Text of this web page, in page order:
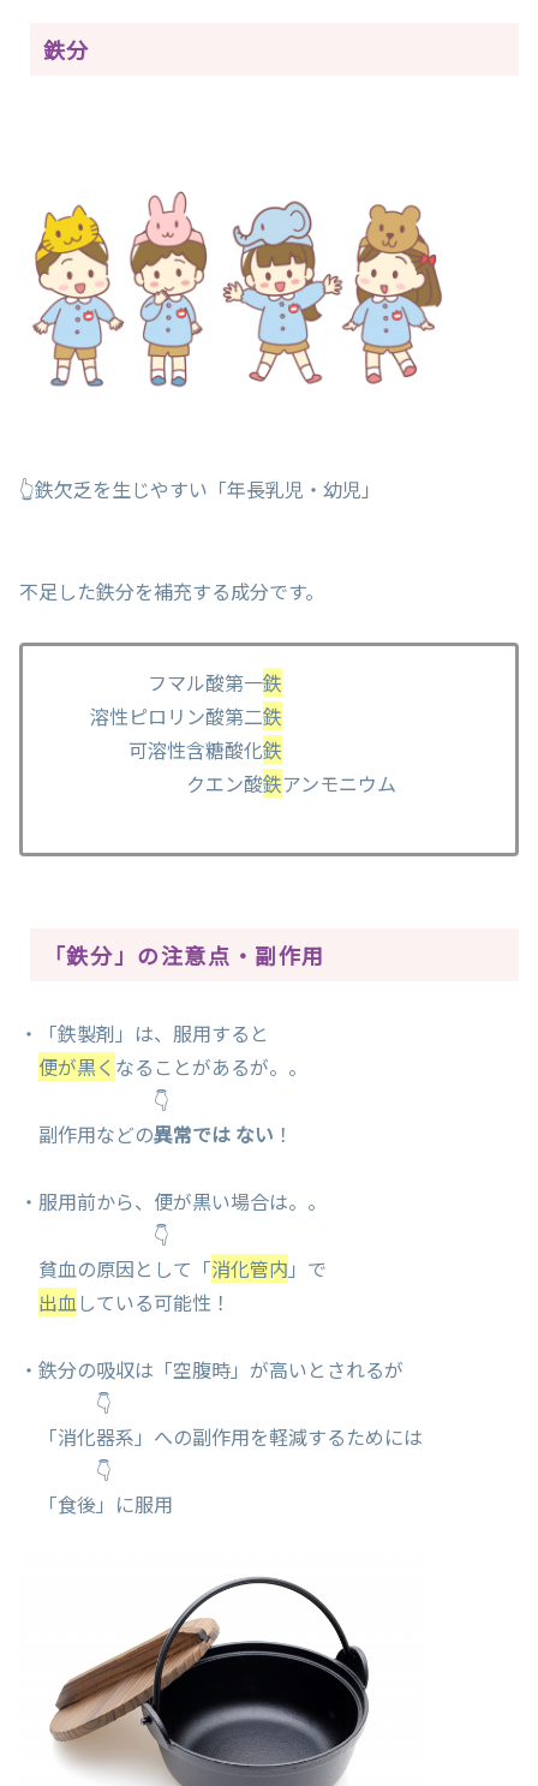
鉄分
👆鉄欠乏を生じやすい「年長乳児・幼児」
不足した鉄分を補充する成分です。
フマル酸第一鉄
溶性ピロリン酸第二鉄
可溶性含糖酸化鉄
クエン酸鉄アンモニウム
「鉄分」の注意点・副作用
・「鉄製剤」は、服用すると
便が黒く なることがあるが。。
👇
副作用などの異常では ない ！
・服用前から、便が黒い場合は。。
👇
貧血の原因として「消化管内 」で
出血している可能性！
・鉄分の吸収は「空腹時」が高いとされるが
👇
「消化器系」への副作用を軽減するためには
👇
「食後」に服用